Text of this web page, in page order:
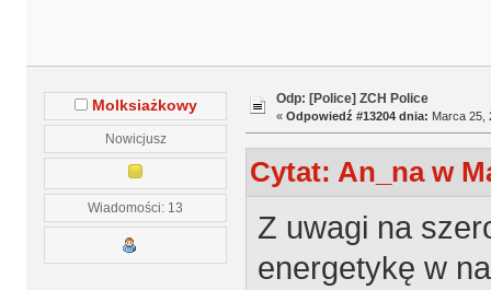
Molksiażkowy
Nowicjusz
Wiadomości: 13
Odp: [Police] ZCH Police
« Odpowiedź #13204 dnia: Marca 25,
Cytat: An_na w
Z uwagi na
energetykę w